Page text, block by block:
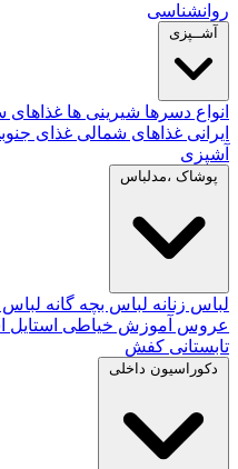
روانشناسی
آشــپزی
انواع دسرها شیرینی ها غذاهای
ایرانی غذاهای شمالی غذای
آشپزی
پوشاک ،مدلباس
لباس زنانه لباس بچه گانه
عروس آموزش خیاطی استایل
تابستانی کفش
دکوراسیون داخلی